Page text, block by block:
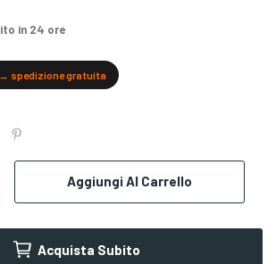
in 24 ore
spedizione gratuita
Aggiungi Al Carrello
Acquista Subito